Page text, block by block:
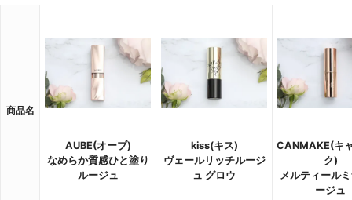
商品名
AUBE(オーブ)
なめらか質感ひと塗り
ルージュ
kiss(キス)
ヴェールリッチルージ
ュ グロウ
CANMAKE(キ
ク)
メルティール
ージュ